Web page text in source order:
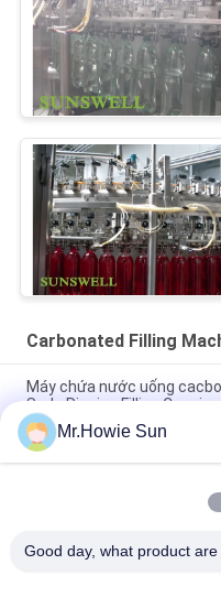
Carbonated Filling
Máy chứa nước uống
Soda Rinsing Filling
Tốc độ cao tự động 3 trong
cacbon hóa Máy điền thiết
Máy nạp chai thủy tinh
Mr.Howie Sun
Good day, what product